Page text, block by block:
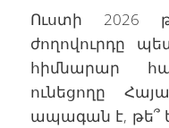
Ուստի 2026
ժողովուրդը
հիմնարար
ունեցողը
ապագան է, թե՞